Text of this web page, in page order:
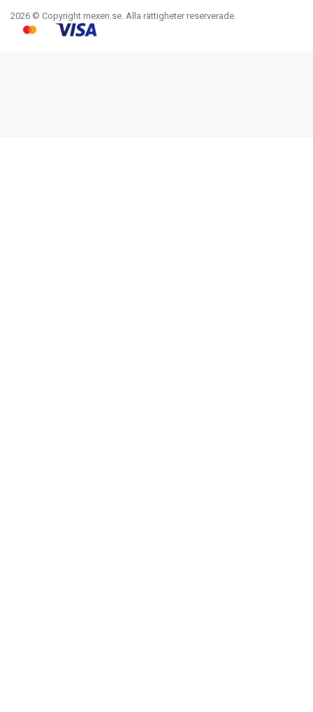
2026 © Copyright mexen.se. Alla rättigheter reserverade.